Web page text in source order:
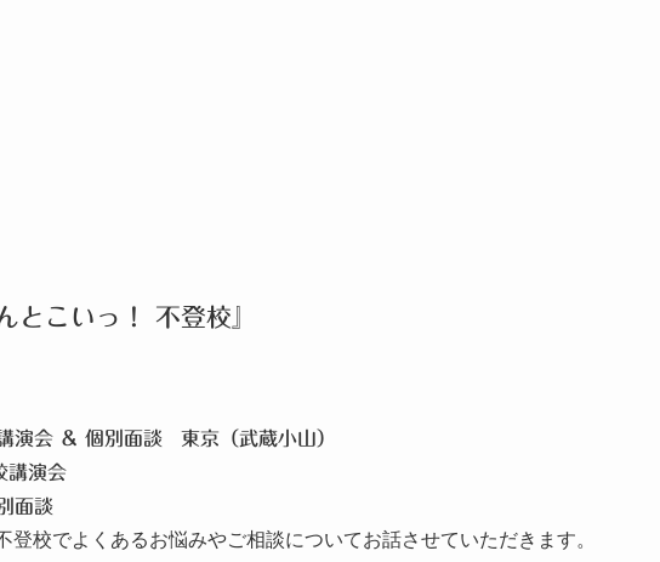
こいっ！ 不登校』
演会 ＆ 個別面談 東京（武蔵小山）
演会
面談
登校でよくあるお悩みやご相談についてお話させていただきます。